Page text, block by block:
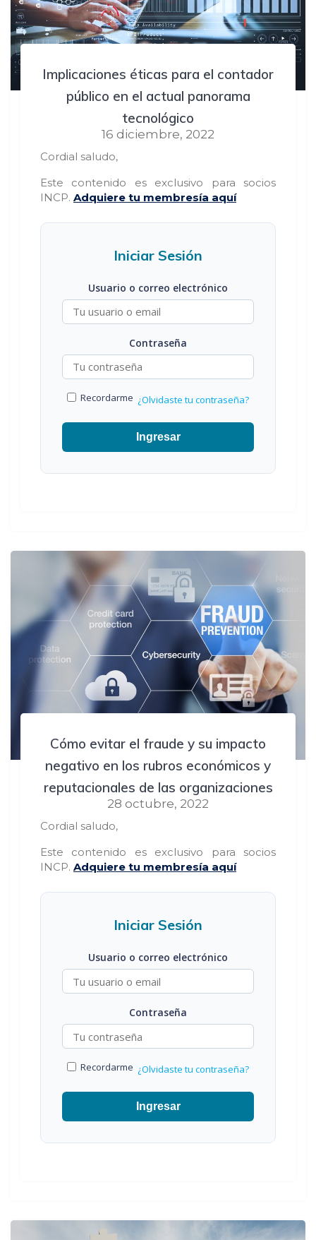
Implicaciones éticas para el contador
público en el actual panorama
tecnológico
16 diciembre, 2022
Cordial saludo,
Este contenido es exclusivo para socios
INCP. Adquiere tu membresía aquí
Iniciar Sesión
Usuario o correo electrónico
Contraseña
Recordarme ¿Olvidaste tu contraseña?
Ingresar
Cómo evitar el fraude y su impacto
negativo en los rubros económicos y
reputacionales de las organizaciones
28 octubre, 2022
Cordial saludo,
Este contenido es exclusivo para socios
INCP. Adquiere tu membresía aquí
Iniciar Sesión
Usuario o correo electrónico
Contraseña
Recordarme ¿Olvidaste tu contraseña?
Ingresar